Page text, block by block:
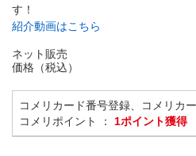
す！
紹介動画はこちら
ネット販売
価格（税込）
コメリカード番号登録、コメリカ
コメリポイント ： 1ポイント獲得